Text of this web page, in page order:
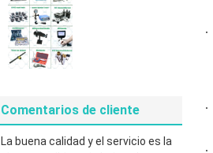
Comentarios de cliente
La buena calidad y el servicio es la